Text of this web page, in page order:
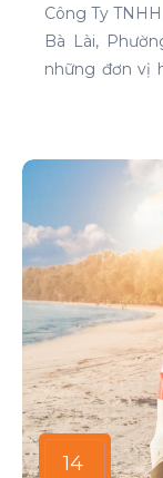
Công Ty
Bà Lài,
những đơn vị
14